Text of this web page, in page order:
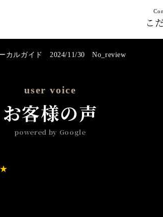
こ
カルガイド 2024/11/30 No_review
user voice
お客様の声
powered by Google